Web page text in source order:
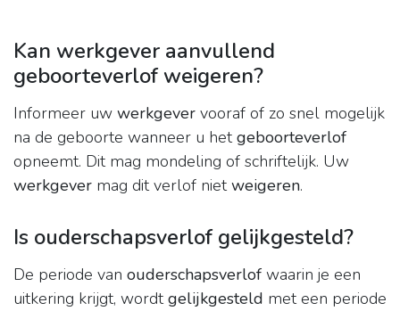
Kan werkgever aanvullend
geboorteverlof weigeren?
Informeer uw werkgever vooraf of zo snel mogelijk
na de geboorte wanneer u hetgeboorteverlof
opneemt. Dit mag mondeling of schriftelijk. Uw
werkgever mag dit verlof nietweigeren.
Is ouderschapsverlof gelijkgesteld?
De periode van ouderschapsverlof waarin je een
uitkering krijgt, wordtgelijkgesteld met een periode